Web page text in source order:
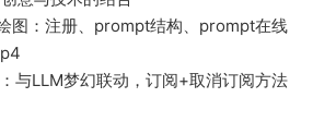
图：注册、prompt结构、prompt在线
与LLM梦幻联动，订阅+取消订阅方法